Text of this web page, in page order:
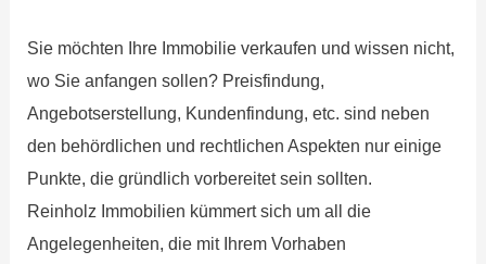
Sie möchten Ihre Immobilie verkaufen und wissen nicht,
wo Sie anfangen sollen? Preisfindung,
Angebotserstellung, Kundenfindung, etc. sind neben
den behördlichen und rechtlichen Aspekten nur einige
Punkte, die gründlich vorbereitet sein sollten.
Reinholz Immobilien kümmert sich um all die
Angelegenheiten, die mit Ihrem Vorhaben